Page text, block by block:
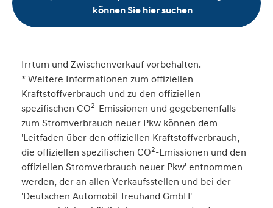
können Sie hier suchen
Irrtum und Zwischenverkauf vorbehalten.
* Weitere Informationen zum offiziellen
Kraftstoffverbrauch und zu den offiziellen
spezifischen CO2-Emissionen und gegebenenfalls
zum Stromverbrauch neuer Pkw können dem
'Leitfaden über den offiziellen Kraftstoffverbrauch,
die offiziellen spezifischen CO2-Emissionen und den
offiziellen Stromverbrauch neuer Pkw' entnommen
werden, der an allen Verkaufsstellen und bei der
'Deutschen Automobil Treuhand GmbH'